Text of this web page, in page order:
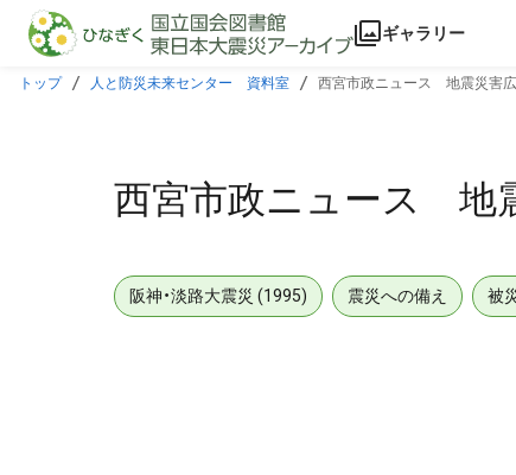
本文に飛ぶ
ギャラリー
トップ 人と防災未来センター 資料室 西宮市政ニュース 地震災害広
西宮市政ニュース 地
阪神・淡路大震災 (1995) 震災への備え 被